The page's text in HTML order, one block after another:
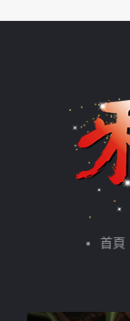
首頁